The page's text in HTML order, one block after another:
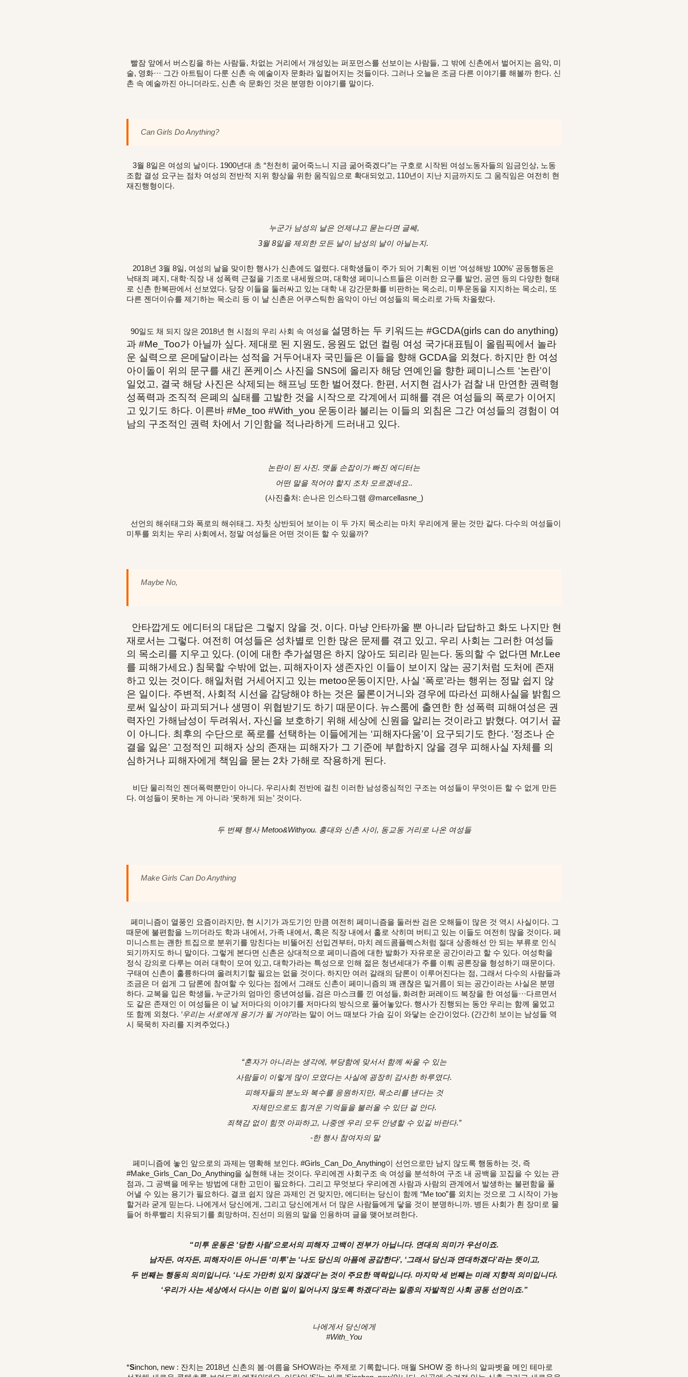
빨잠 앞에서 버스킹을 하는 사람들, 차없는 거리에서 개성있는 퍼포먼스를 선보이는 사람들, 그 밖에 신촌에서 벌어지는 음악, 미
술, 영화··· 그간 아트팀이 다룬 신촌 속 예술이자 문화라 일컬어지는 것들이다. 그러나 오늘은 조금 다른 이야기를 해볼까 한다. 신
촌 속 예술까진 아니더라도, 신촌 속 문화인 것은 분명한 이야기를 말이다.
Can Girls Do Anything?
3월 8일은 여성의 날이다. 1900년대 초 “천천히 굶어죽느니 지금 굶어죽겠다”는 구호로 시작된 여성노동자들의 임금인상, 노동
조합 결성 요구는 점차 여성의 전반적 지위 향상을 위한 움직임으로 확대되었고, 110년이 지난 지금까지도 그 움직임은 여전히 현
재진행형이다.
누군가 남성의 날은 언제냐고 묻는다면 글쎄,
3월 8일을 제외한 모든 날이 남성의 날이 아닐는지.
2018년 3월 8일, 여성의 날을 맞이한 행사가 신촌에도 열렸다. 대학생들이 주가 되어 기획된 이번 ‘여성해방 100%’ 공동행동은
낙태죄 폐지, 대학·직장 내 성폭력 근절을 기조로 내세웠으며, 대학생 페미니스트들은 이러한 요구를 발언, 공연 등의 다양한 형태
로 신촌 한복판에서 선보였다. 당장 이들을 둘러싸고 있는 대학 내 강간문화를 비판하는 목소리, 미투운동을 지지하는 목소리, 또
다른 젠더이슈를 제기하는 목소리 등 이 날 신촌은 어쿠스틱한 음악이 아닌 여성들의 목소리로 가득 차올랐다.
90일도 채 되지 않은 2018년 현 시점의 우리 사회 속 여성을 설명하는 두 키워드는 #GCDA(girls can do anything)
과 #Me_Too가 아닐까 싶다. 제대로 된 지원도, 응원도 없던 컬링 여성 국가대표팀이 올림픽에서 놀라
운 실력으로 은메달이라는 성적을 거두어내자 국민들은 이들을 향해 GCDA을 외쳤다. 하지만 한 여성
아이돌이 위의 문구를 새긴 폰케이스 사진을 SNS에 올리자 해당 연예인을 향한 페미니스트 ‘논란’이
일었고, 결국 해당 사진은 삭제되는 해프닝 또한 벌어졌다. 한편, 서지현 검사가 검찰 내 만연한 권력형
성폭력과 조직적 은폐의 실태를 고발한 것을 시작으로 각계에서 피해를 겪은 여성들의 폭로가 이어지
고 있기도 하다. 이른바 #Me_too #With_you 운동이라 불리는 이들의 외침은 그간 여성들의 경험이 여
남의 구조적인 권력 차에서 기인함을 적나라하게 드러내고 있다.
논란이 된 사진. 맷돌 손잡이가 빠진 에디터는
어떤 말을 적어야 할지 조차 모르겠네요..
(사진출처: 손나은 인스타그램 @marcellasne_)
선언의 해쉬태그와 폭로의 해쉬태그. 자칫 상반되어 보이는 이 두 가지 목소리는 마치 우리에게 묻는 것만 같다. 다수의 여성들이
미투를 외치는 우리 사회에서, 정말 여성들은 어떤 것이든 할 수 있을까?
Maybe No,
안타깝게도 에디터의 대답은 그렇지 않을 것, 이다. 마냥 안타까울 뿐 아니라 답답하고 화도 나지만 현
재로서는 그렇다. 여전히 여성들은 성차별로 인한 많은 문제를 겪고 있고, 우리 사회는 그러한 여성들
의 목소리를 지우고 있다. (이에 대한 추가설명은 하지 않아도 되리라 믿는다. 동의할 수 없다면 Mr.Lee
를 피해가세요.) 침묵할 수밖에 없는, 피해자이자 생존자인 이들이 보이지 않는 공기처럼 도처에 존재
하고 있는 것이다. 해일처럼 거세어지고 있는 metoo운동이지만, 사실 ‘폭로’라는 행위는 정말 쉽지 않
은 일이다. 주변적, 사회적 시선을 감당해야 하는 것은 물론이거니와 경우에 따라선 피해사실을 밝힘으
로써 일상이 파괴되거나 생명이 위협받기도 하기 때문이다. 뉴스룸에 출연한 한 성폭력 피해여성은 권
력자인 가해남성이 두려워서, 자신을 보호하기 위해 세상에 신원을 알리는 것이라고 밝혔다. 여기서 끝
이 아니다. 최후의 수단으로 폭로를 선택하는 이들에게는 ‘피해자다움’이 요구되기도 한다. ‘정조나 순
결을 잃은’ 고정적인 피해자 상의 존재는 피해자가 그 기준에 부합하지 않을 경우 피해사실 자체를 의
심하거나 피해자에게 책임을 묻는 2차 가해로 작용하게 된다.
비단 물리적인 젠더폭력뿐만이 아니다. 우리사회 전반에 걸친 이러한 남성중심적인 구조는 여성들이 무엇이든 할 수 없게 만든
다. 여성들이 못하는 게 아니라 ‘못하게 되는’ 것이다.
두 번째 행사 Metoo&Withyou. 홍대와 신촌 사이, 동교동 거리로 나온 여성들
Make Girls Can Do Anything
페미니즘이 열풍인 요즘이라지만, 현 시기가 과도기인 만큼 여전히 페미니즘을 둘러싼 검은 오해들이 많은 것 역시 사실이다. 그
때문에 불편함을 느끼더라도 학과 내에서, 가족 내에서, 혹은 직장 내에서 홀로 삭히며 버티고 있는 이들도 여전히 많을 것이다. 페
미니스트는 괜한 트집으로 분위기를 망친다는 비뚤어진 선입견부터, 마치 레드콤플렉스처럼 절대 상종해선 안 되는 부류로 인식
되기까지도 하니 말이다. 그렇게 본다면 신촌은 상대적으로 페미니즘에 대한 발화가 자유로운 공간이라고 할 수 있다. 여성학을
정식 강의로 다루는 여러 대학이 모여 있고, 대학가라는 특성으로 인해 젊은 청년세대가 주를 이뤄 공론장을 형성하기 때문이다.
구태여 신촌이 훌륭하다며 올려치기할 필요는 없을 것이다. 하지만 여러 갈래의 담론이 이루어진다는 점, 그래서 다수의 사람들과
조금은 더 쉽게 그 담론에 참여할 수 있다는 점에서 그래도 신촌이 페미니즘의 꽤 괜찮은 밑거름이 되는 공간이라는 사실은 분명
하다. 교복을 입은 학생들, 누군가의 엄마인 중년여성들, 검은 마스크를 낀 여성들, 화려한 퍼레이드 복장을 한 여성들···다르면서
도 같은 존재인 이 여성들은 이 날 저마다의 이야기를 저마다의 방식으로 풀어놓았다. 행사가 진행되는 동안 우리는 함께 울었고
또 함께 외쳤다. ‘우리는 서로에게 용기가 될 거야’라는 말이 어느 때보다 가슴 깊이 와닿는 순간이었다. (간간히 보이는 남성들 역
시 묵묵히 자리를 지켜주었다.)
“혼자가 아니라는 생각에, 부당함에 맞서서 함께 싸울 수 있는
사람들이 이렇게 많이 모였다는 사실에 굉장히 감사한 하루였다.
피해자들의 분노와 복수를 응원하지만, 목소리를 낸다는 것
자체만으로도 힘겨운 기억들을 불러올 수 있단 걸 안다.
죄책감 없이 힘껏 아파하고, 나중엔 우리 모두 안녕할 수 있길 바란다.”
-한 행사 참여자의 말
페미니즘에 놓인 앞으로의 과제는 명확해 보인다. #Girls_Can_Do_Anything이 선언으로만 남지 않도록 행동하는 것, 즉
#Make_Girls_Can_Do_Anything을 실현해 내는 것이다. 우리에겐 사회구조 속 여성을 분석하여 구조 내 공백을 꼬집을 수 있는 관
점과, 그 공백을 메우는 방법에 대한 고민이 필요하다. 그리고 무엇보다 우리에겐 사람과 사람의 관계에서 발생하는 불편함을 풀
어낼 수 있는 용기가 필요하다. 결코 쉽지 않은 과제인 건 맞지만, 에디터는 당신이 함께 “Me too”를 외치는 것으로 그 시작이 가능
할거라 굳게 믿는다. 나에게서 당신에게, 그리고 당신에게서 더 많은 사람들에게 닿을 것이 분명하니까. 병든 사회가 흰 장미로 물
들어 하루빨리 치유되기를 희망하며, 진선미 의원의 말을 인용하며 글을 맺어보려한다.
“미투 운동은 ‘당한 사람’으로서의 피해자 고백이 전부가 아닙니다. 연대의 의미가 우선이죠.
남자든, 여자든, 피해자이든 아니든 ‘미투’는 ‘나도 당신의 아픔에 공감한다’, ‘그래서 당신과 연대하겠다’라는 뜻이고,
두 번째는 행동의 의미입니다. ‘나도 가만히 있지 않겠다’는 것이 주요한 맥락입니다. 마지막 세 번째는 미래 지향적 의미입니다.
‘우리가 사는 세상에서 다시는 이런 일이 일어나지 않도록 하겠다’라는 일종의 자발적인 사회 공동 선언이죠.”
나에게서 당신에게
#With_You
*Sinchon, new : 잔치는 2018년 신촌의 봄·여름을 SHOW라는 주제로 기록합니다. 매월 SHOW 중 하나의 알파벳을 메인 테마로